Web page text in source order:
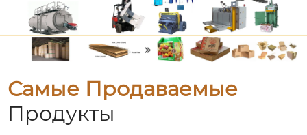
Самые Продаваемые
Продукты